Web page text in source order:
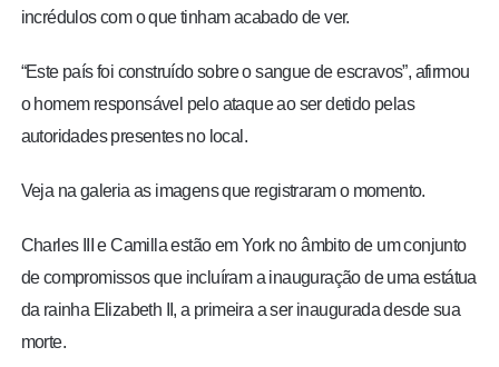
incrédulos com o que tinham acabado de ver.
“Este país foi construído sobre o sangue de escravos”, afirmou
o homem responsável pelo ataque ao ser detido pelas
autoridades presentes no local.
Veja na galeria as imagens que registraram o momento.
Charles III e Camilla estão em York no âmbito de um conjunto
de compromissos que incluíram a inauguração de uma estátua
da rainha Elizabeth II, a primeira a ser inaugurada desde sua
morte.